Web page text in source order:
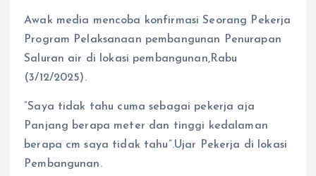
Awak media mencoba konfirmasi Seorang Pekerja
Program Pelaksanaan pembangunan Penurapan
Saluran air di lokasi pembangunan,Rabu
(3/12/2025).
“Saya tidak tahu cuma sebagai pekerja aja
Panjang berapa meter dan tinggi kedalaman
berapa cm saya tidak tahu”.Ujar Pekerja di lokasi
Pembangunan.